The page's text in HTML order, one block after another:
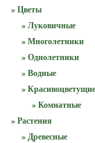
» Цветы
» Луковичные
» Многолетники
» Однолетники
» Водные
» Красивоцветущие
» Комнатные
» Растения
» Древесные